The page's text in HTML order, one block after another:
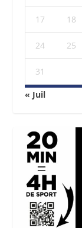
17 18
24 25
31
« Juil